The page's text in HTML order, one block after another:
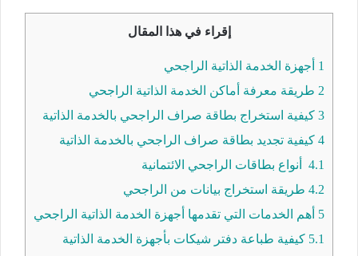
إقراء في هذا المقال
1 أجهزة الخدمة الذاتية الراجحي
2 طريقة معرفة أماكن الخدمة الذاتية الراجحي
3 كيفية استخراج بطاقة صراف الراجحي بالخدمة الذاتية
4 كيفية تجديد بطاقة صراف الراجحي بالخدمة الذاتية
4.1 أنواع بطاقات الراجحي الائتمانية
4.2 طريقة استخراج بيانات من الراجحي
5 أهم الخدمات التي تقدمها أجهزة الخدمة الذاتية الراجحي
5.1 كيفية طباعة دفتر شيكات بأجهزة الخدمة الذاتية